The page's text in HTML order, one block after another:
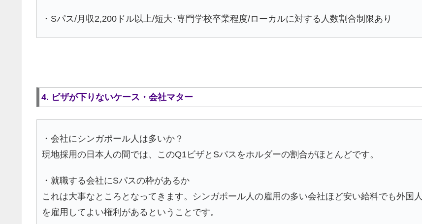
・Sパス/月収2,200ドル以上/短大･専門学校卒業程度/ローカルに対する人数割合制限あり
4. ビザが下りないケース・会社マター
・会社にシンガポール人は多いか？
現地採用の日本人の間では、このQ1ビザとSパスをホルダーの割合がほとんどです。
・就職する会社にSパスの枠があるか
これは大事なところとなってきます。シンガポール人の雇用の多い会社ほど安い給料でも外国人
を雇用してよい権利があるということです。